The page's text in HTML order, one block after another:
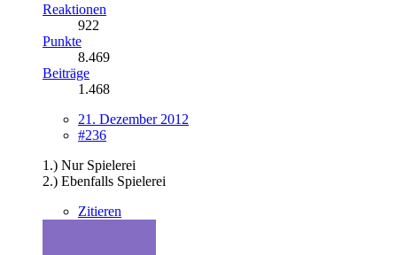
Reaktionen
922
Punkte
8.469
Beiträge
1.468
21. Dezember 2012
#236
1.) Nur Spielerei
2.) Ebenfalls Spielerei
Zitieren